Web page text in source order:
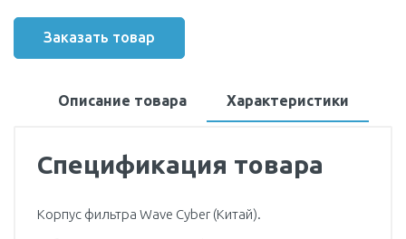
Заказать товар
Описание товара Характеристики
Спецификация товара
Корпус фильтра Wave Cyber (Китай).